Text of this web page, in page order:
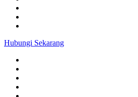
Hubungi Sekarang